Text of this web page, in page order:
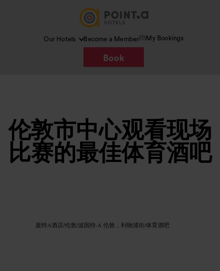
Our Hotels Become a Member My Bookings
Book
伦敦市中心观看现场
比赛的最佳体育酒吧
庞特A酒店/伦敦/波因特·A 伦敦，利物浦街/体育酒吧